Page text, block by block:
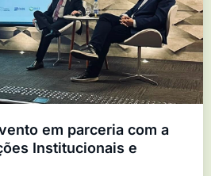
em parceria com a
Institucionais e